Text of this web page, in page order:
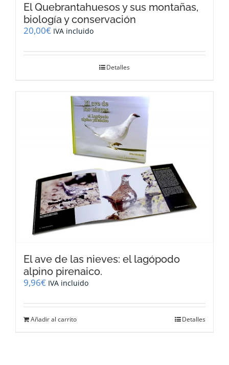
El Quebrantahuesos y sus montañas,
biología y conservación
20,00€ IVA incluido
Detalles
El ave de las nieves: el lagópodo
alpino pirenaico.
9,96€ IVA incluido
Añadir al carrito Detalles